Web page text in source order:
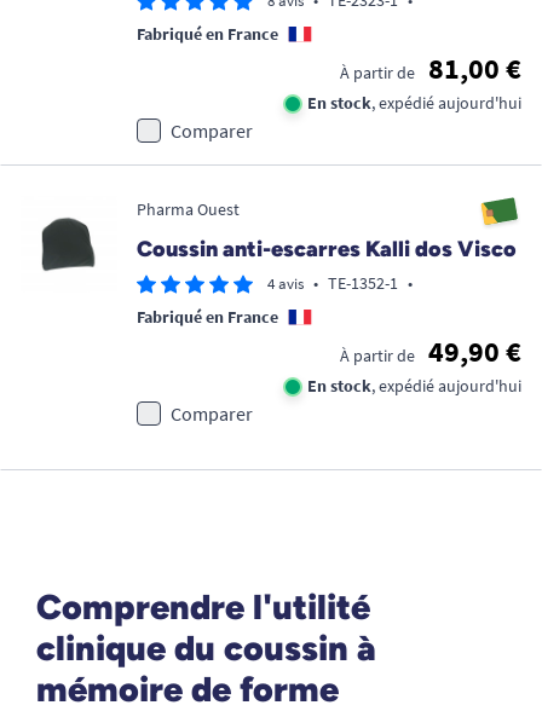
Fabriqué en France
À partir de
81,00 €
En stock, expédié aujourd'hui
Comparer
Pharma Ouest
Coussin anti-escarres Kalli dos Visco
4 avis • TE-1352-1 •
Fabriqué en France
À partir de
49,90 €
En stock, expédié aujourd'hui
Comparer
Comprendre l'utilité
clinique du coussin à
mémoire de forme